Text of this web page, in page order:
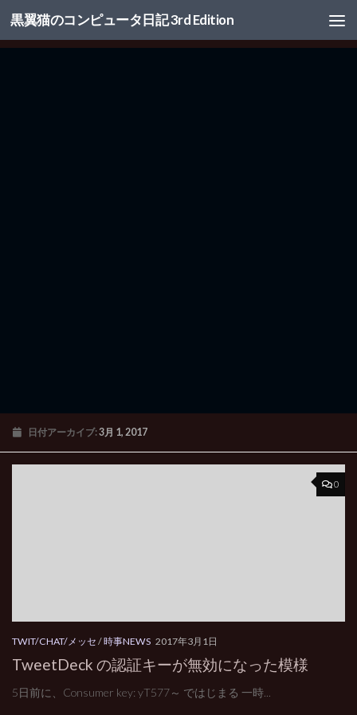
コンテンツへスキップ
黒翼猫のコンピュータ日記 3rd Edition
日付アーカイブ:3月 1, 2017
0
TWIT/CHAT/メッセ /時事NEWS 2017年3月1日
TweetDeck の認証キーが無効になった模様
5日前に、Consumer key: yT577～ ではじまる 一時...